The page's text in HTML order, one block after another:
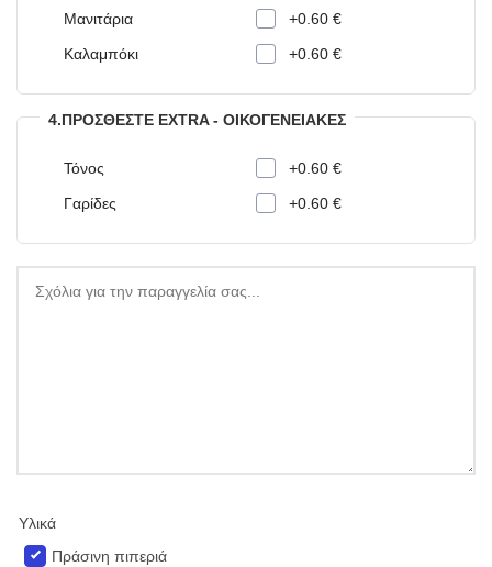
Μανιτάρια
+0.60 €
Καλαμπόκι
+0.60 €
4.ΠΡΟΣΘΈΣΤΕ EXTRA - ΟΙΚΟΓΕΝΕΙΑΚΈΣ
Τόνος
+0.60 €
Γαρίδες
+0.60 €
Υλικά
Πράσινη πιπεριά